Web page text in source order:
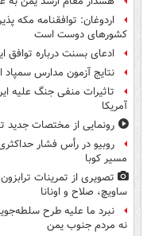
اردوغان: توافقنامه مکه
کشورهای دوست است
ادعای بسنت درباره توافق
نتایج آزمون مدارس سمپاد
تاثیرات منفی جنگ علیه
آمریکا
رونمایی از مختصات جدید
روبیو در رأس فشار
مسیر کوبا
تصویری از تمرینات
ساویچ، صلاح و اونانا
نبرد ما علیه طرح
نه مردم جنوب یمن